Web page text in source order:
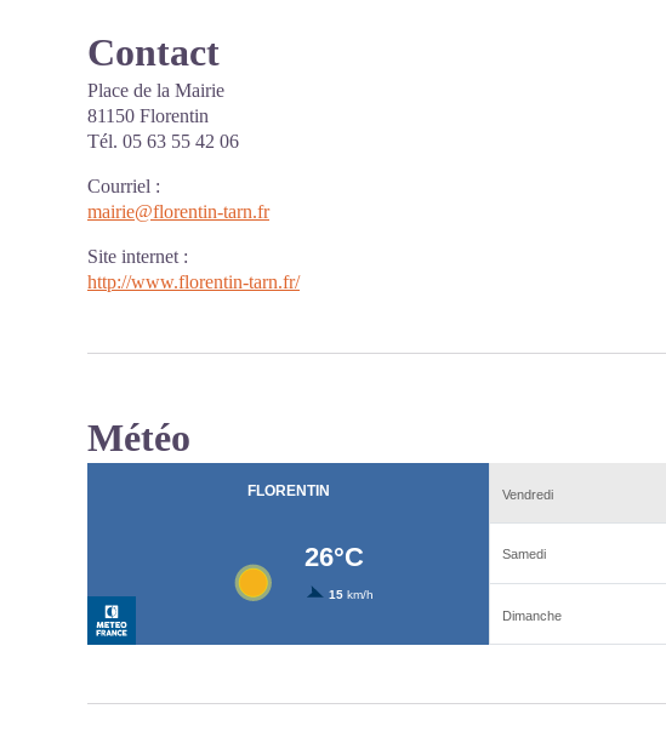
Contact
Place de la Mairie
81150 Florentin
Tél. 05 63 55 42 06
Courriel :
mairie@florentin-tarn.fr
Site internet :
http://www.florentin-tarn.fr/
Météo